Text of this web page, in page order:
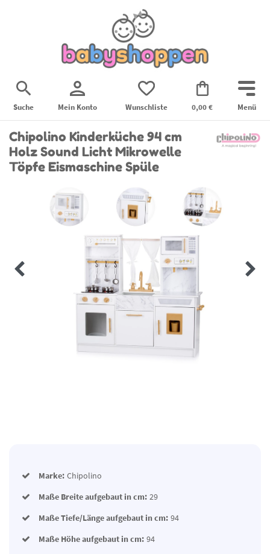
Suche Mein Konto Wunschliste 0,00 € Menü
Chipolino Kinderküche 94 cm
Holz Sound Licht Mikrowelle
Töpfe Eismaschine Spüle
Marke: Chipolino
Maße Breite aufgebaut in cm: 29
Maße Tiefe/Länge aufgebaut in cm: 94
Maße Höhe aufgebaut in cm: 94